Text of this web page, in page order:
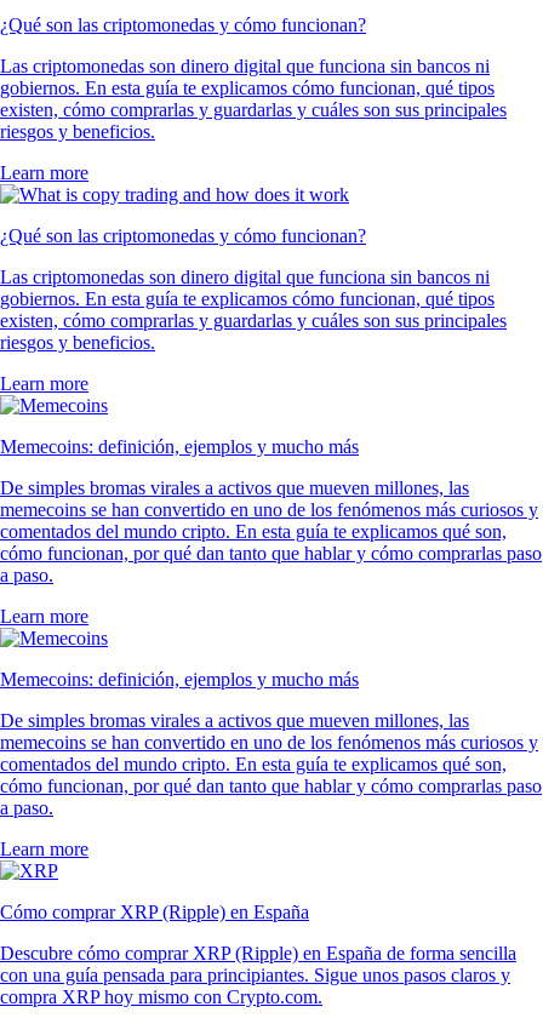
¿Qué son las criptomonedas y cómo funcionan?
Las criptomonedas son dinero digital que funciona sin bancos ni
gobiernos. En esta guía te explicamos cómo funcionan, qué tipos
existen, cómo comprarlas y guardarlas y cuáles son sus principales
riesgos y beneficios.
Learn more
¿Qué son las criptomonedas y cómo funcionan?
Las criptomonedas son dinero digital que funciona sin bancos ni
gobiernos. En esta guía te explicamos cómo funcionan, qué tipos
existen, cómo comprarlas y guardarlas y cuáles son sus principales
riesgos y beneficios.
Learn more
Memecoins: definición, ejemplos y mucho más
De simples bromas virales a activos que mueven millones, las
memecoins se han convertido en uno de los fenómenos más curiosos y
comentados del mundo cripto. En esta guía te explicamos qué son,
cómo funcionan, por qué dan tanto que hablar y cómo comprarlas paso
a paso.
Learn more
Memecoins: definición, ejemplos y mucho más
De simples bromas virales a activos que mueven millones, las
memecoins se han convertido en uno de los fenómenos más curiosos y
comentados del mundo cripto. En esta guía te explicamos qué son,
cómo funcionan, por qué dan tanto que hablar y cómo comprarlas paso
a paso.
Learn more
Cómo comprar XRP (Ripple) en España
Descubre cómo comprar XRP (Ripple) en España de forma sencilla
con una guía pensada para principiantes. Sigue unos pasos claros y
compra XRP hoy mismo con Crypto.com.